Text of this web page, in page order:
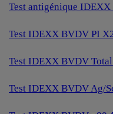
Test antigénique
Test IDEXX BVDV PI
Test IDEXX BVDV
Test IDEXX BVDV Ag/